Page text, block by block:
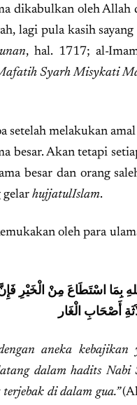
dikabulkan oleh Allah
lagi pula kasih
, hal. 1717; al-
Syarh Misykati
setelah melakukan
besar. Akan tetapi
besar dan orang
gelar hujjatulIslam.
oleh para
بِمَا اسْتَطَاعَ مِنْ الْخَيْرِ
aneka kebajikan
dalam hadits
di dalam gua.”